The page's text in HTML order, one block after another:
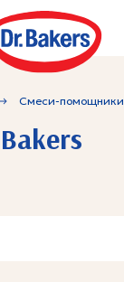
Смеси-помощники